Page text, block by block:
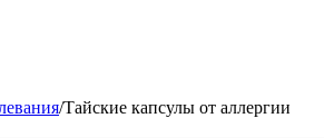
/Тайские капсулы от аллергии